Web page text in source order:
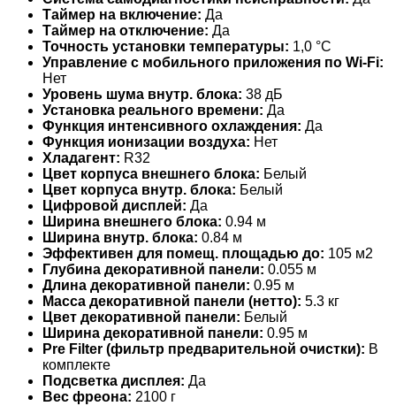
Таймер на включение: Да
Таймер на отключение: Да
Точность установки температуры: 1,0 °С
Управление c мобильного приложения по Wi-Fi:
Нет
Уровень шума внутр. блока: 38 дБ
Установка реального времени: Да
Функция интенсивного охлаждения: Да
Функция ионизации воздуха: Нет
Хладагент: R32
Цвет корпуса внешнего блока: Белый
Цвет корпуса внутр. блока: Белый
Цифровой дисплей: Да
Ширина внешнего блока: 0.94 м
Ширина внутр. блока: 0.84 м
Эффективен для помещ. площадью до: 105 м2
Глубина декоративной панели: 0.055 м
Длина декоративной панели: 0.95 м
Масса декоративной панели (нетто): 5.3 кг
Цвет декоративной панели: Белый
Ширина декоративной панели: 0.95 м
Pre Filter (фильтр предварительной очистки): В
комплекте
Подсветка дисплея: Да
Вес фреона: 2100 г